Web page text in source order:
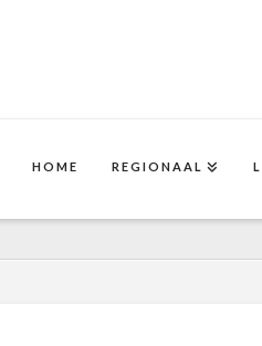
HOME REGIONAAL